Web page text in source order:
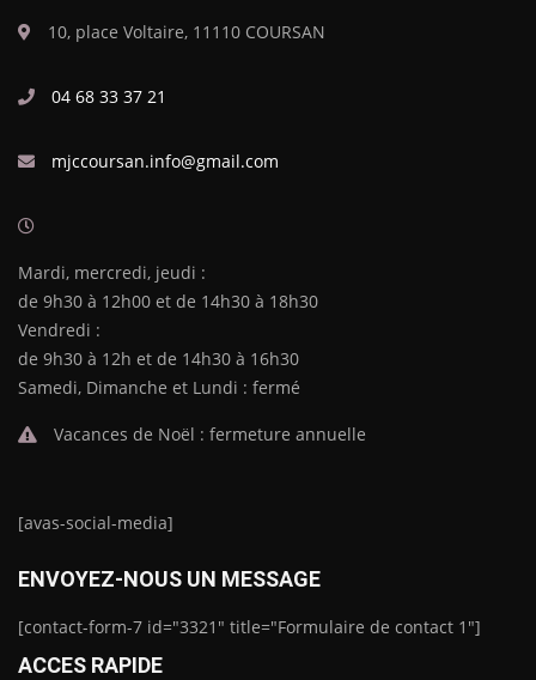
10, place Voltaire, 11110 COURSAN
04 68 33 37 21
mjccoursan.info@gmail.com
Mardi, mercredi, jeudi :
de 9h30 à 12h00 et de 14h30 à 18h30
Vendredi :
de 9h30 à 12h et de 14h30 à 16h30
Samedi, Dimanche et Lundi : fermé
Vacances de Noël : fermeture annuelle
[avas-social-media]
ENVOYEZ-NOUS UN MESSAGE
[contact-form-7 id="3321" title="Formulaire de contact 1"]
ACCES RAPIDE